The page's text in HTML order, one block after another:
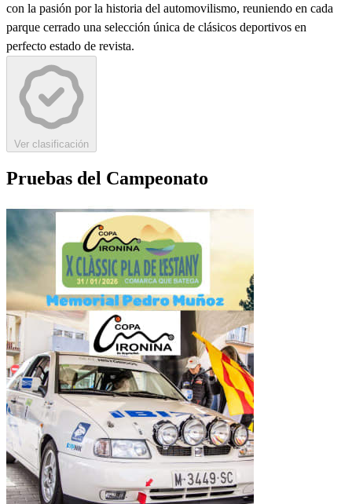
con la pasión por la historia del automovilismo, reuniendo en cada
parque cerrado una selección única de clásicos deportivos en
perfecto estado de revista.
Ver clasificación
Pruebas del Campeonato